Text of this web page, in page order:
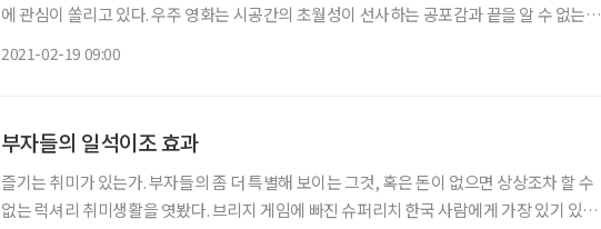
에 관심이 쏠리고 있다. 우주 영화는 시공간의 초월성이 선사하는 공포감과 끝을 알 수 없는 신
2021-02-19 09:00
부자들의 일석이조 효과
즐기는 취미가 있는가. 부자들의 좀 더 특별해 보이는 그것, 혹은 돈이 없으면 상상조차 할 수
없는 럭셔리 취미생활을 엿봤다. 브리지 게임에 빠진 슈퍼리치 한국 사람에게 가장 있기 있는